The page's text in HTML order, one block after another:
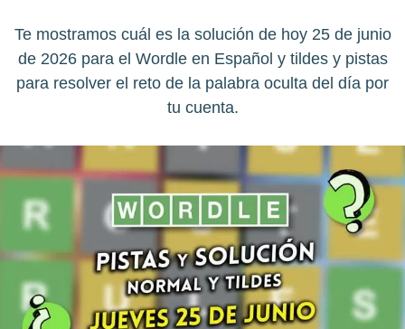
Te mostramos cuál es la solución de hoy 25 de junio
de 2026 para el Wordle en Español y tildes y pistas
para resolver el reto de la palabra oculta del día por
tu cuenta.